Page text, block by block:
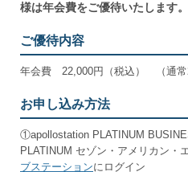
様は年会費をご優待いたします。
ご優待内容
年会費 22,000円（税込） （通常
お申し込み方法
①apollostation PLATINUM
PLATINUM セゾン・アメリカン・
ブステーションにログイン